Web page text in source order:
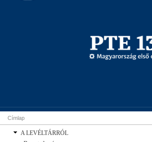
Jelenlegi hely
Címlap
A LEVÉLTÁRRÓL